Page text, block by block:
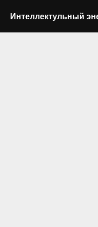
Интеллектульный